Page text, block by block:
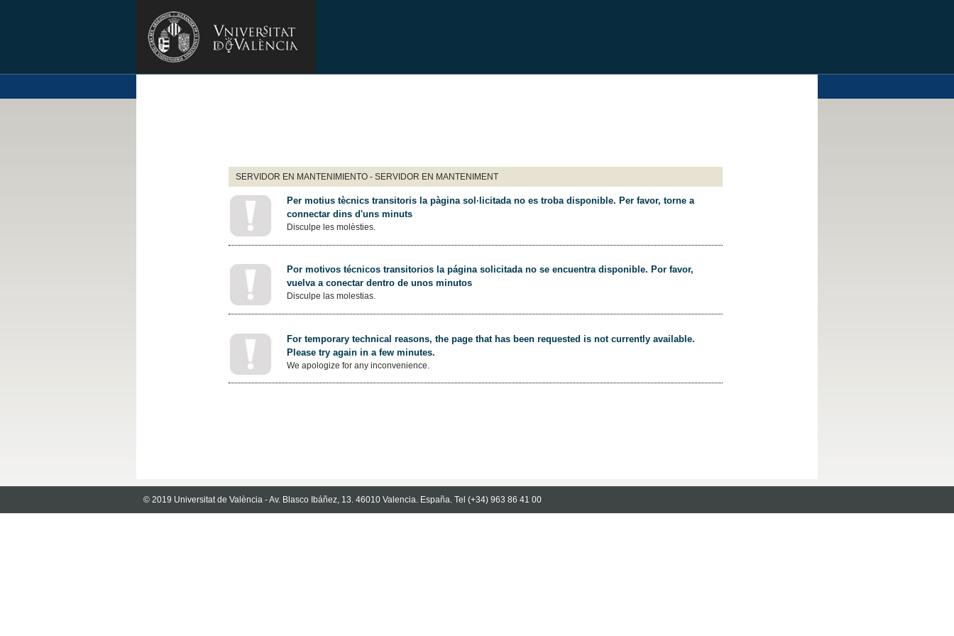
SERVIDOR EN MANTENIMIENTO - SERVIDOR EN MANTENIMENT
Per motius tècnics transitoris la pàgina sol·licitada no es troba disponible. Per favor, torne a
connectar dins d'uns minuts
Disculpe les molèsties.
Por motivos técnicos transitorios la página solicitada no se encuentra disponible. Por favor,
vuelva a conectar dentro de unos minutos
Disculpe las molestias.
For temporary technical reasons, the page that has been requested is not currently available.
Please try again in a few minutes.
We apologize for any inconvenience.
© 2019 Universitat de València - Av. Blasco Ibáñez, 13. 46010 Valencia. España. Tel (+34) 963 86 41 00